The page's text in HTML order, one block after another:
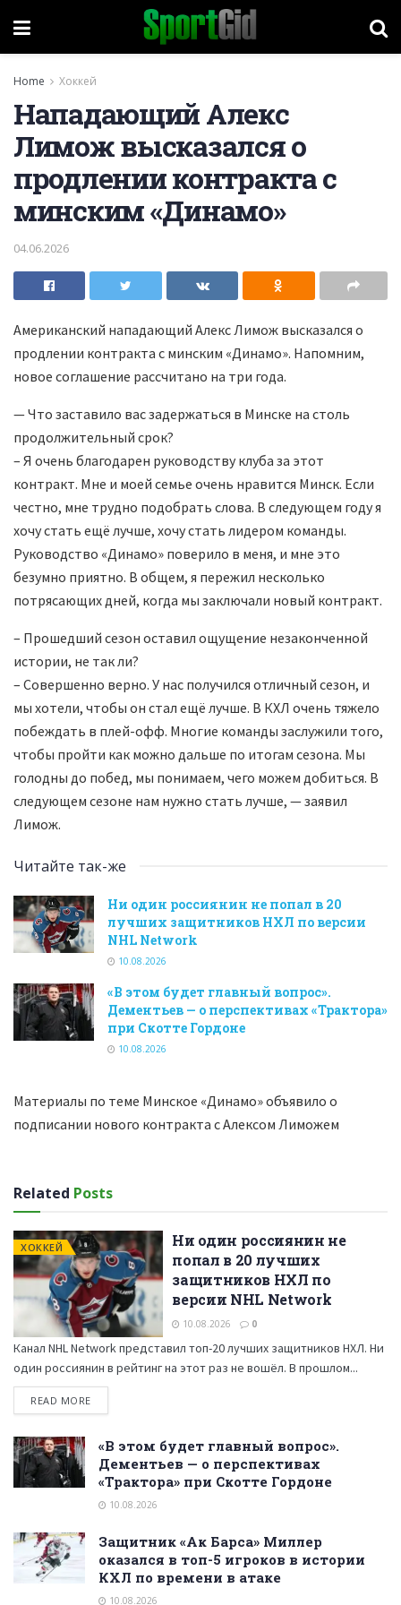
Home Хоккей
Нападающий Алекс
Лимож высказался о
продлении контракта с
минским «Динамо»
04.06.2026
Американский нападающий Алекс Лимож высказался о
продлении контракта с минским «Динамо». Напомним,
новое соглашение рассчитано на три года.
— Что заставило вас задержаться в Минске на столь
продолжительный срок?
– Я очень благодарен руководству клуба за этот
контракт. Мне и моей семье очень нравится Минск. Если
честно, мне трудно подобрать слова. В следующем году я
хочу стать ещё лучше, хочу стать лидером команды.
Руководство «Динамо» поверило в меня, и мне это
безумно приятно. В общем, я пережил несколько
потрясающих дней, когда мы заключали новый контракт.
– Прошедший сезон оставил ощущение незаконченной
истории, не так ли?
– Совершенно верно. У нас получился отличный сезон, и
мы хотели, чтобы он стал ещё лучше. В КХЛ очень тяжело
побеждать в плей-офф. Многие команды заслужили того,
чтобы пройти как можно дальше по итогам сезона. Мы
голодны до побед, мы понимаем, чего можем добиться. В
следующем сезоне нам нужно стать лучше, — заявил
Лимож.
Читайте так-же
Ни один россиянин не попал в 20
лучших защитников НХЛ по версии
NHL Network
10.08.2026
«В этом будет главный вопрос».
Дементьев — о перспективах «Трактора»
при Скотте Гордоне
10.08.2026
Материалы по теме Минское «Динамо» объявило о
подписании нового контракта с Алексом Лиможем
Related Posts
ХОККЕЙ
Ни один россиянин не
попал в 20 лучших
защитников НХЛ по
версии NHL Network
10.08.2026 0
Канал NHL Network представил топ-20 лучших защитников НХЛ. Ни
один россиянин в рейтинг на этот раз не вошёл. В прошлом...
READ MORE
«В этом будет главный вопрос».
Дементьев — о перспективах
«Трактора» при Скотте Гордоне
10.08.2026
Защитник «Ак Барса» Миллер
оказался в топ-5 игроков в истории
КХЛ по времени в атаке
10.08.2026